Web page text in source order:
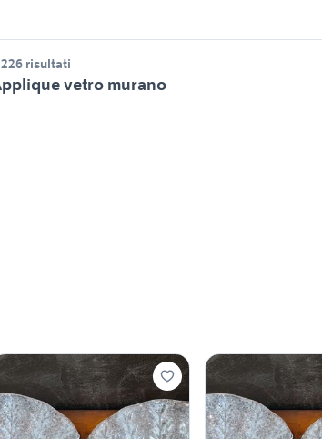
risultati
vetro murano